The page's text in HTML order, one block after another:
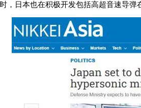
时，日本也在积极开发包括高超音速导弹